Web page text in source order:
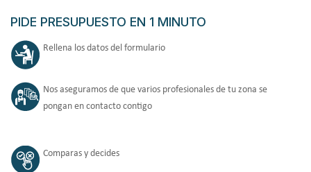
PIDE PRESUPUESTO EN 1 MINUTO
Rellena los datos del formulario
Nos aseguramos de que varios profesionales de tu zona se
pongan en contacto contigo
Comparas y decides